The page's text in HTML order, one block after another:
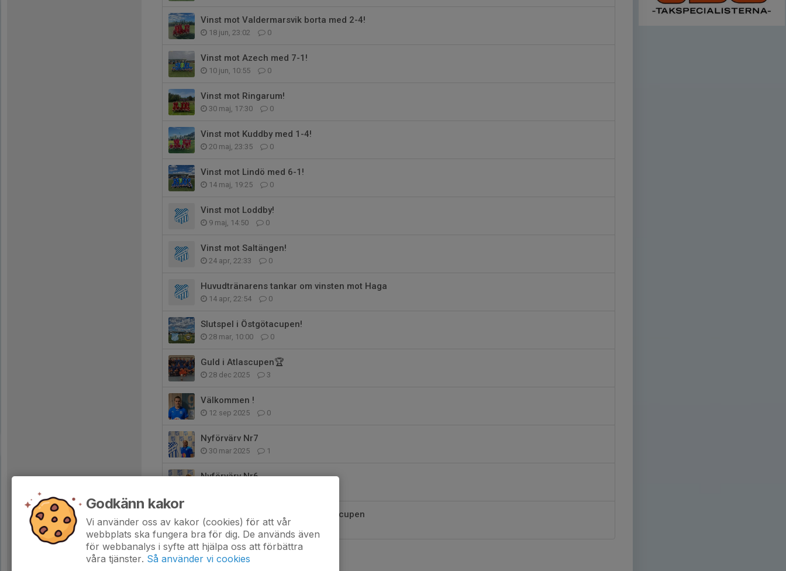
Vinst mot Valdermarsvik borta med 2-4!
18 jun, 23:02 0
Vinst mot Azech med 7-1!
10 jun, 10:55 0
Vinst mot Ringarum!
30 maj, 17:30 0
Vinst mot Kuddby med 1-4!
20 maj, 23:35 0
Vinst mot Lindö med 6-1!
14 maj, 19:25 0
Vinst mot Loddby!
9 maj, 14:50 0
Vinst mot Saltängen!
24 apr, 22:33 0
Huvudtränarens tankar om vinsten mot Haga
14 apr, 22:54 0
Slutspel i Östgötacupen!
28 mar, 10:00 0
Guld i Atlascupen🏆
28 dec 2025 3
Välkommen !
12 sep 2025 0
Nyförvärv Nr7
30 mar 2025 1
Nyförvärv Nr6
Svärtinge SK - Eneby BK | Östgötacupen
23 feb 2025 0
Godkänn kakor
Vi använder oss av kakor (cookies) för att vår
webbplats ska fungera bra för dig. De används även
för webbanalys i syfte att hjälpa oss att förbättra
våra tjänster. Så använder vi cookies